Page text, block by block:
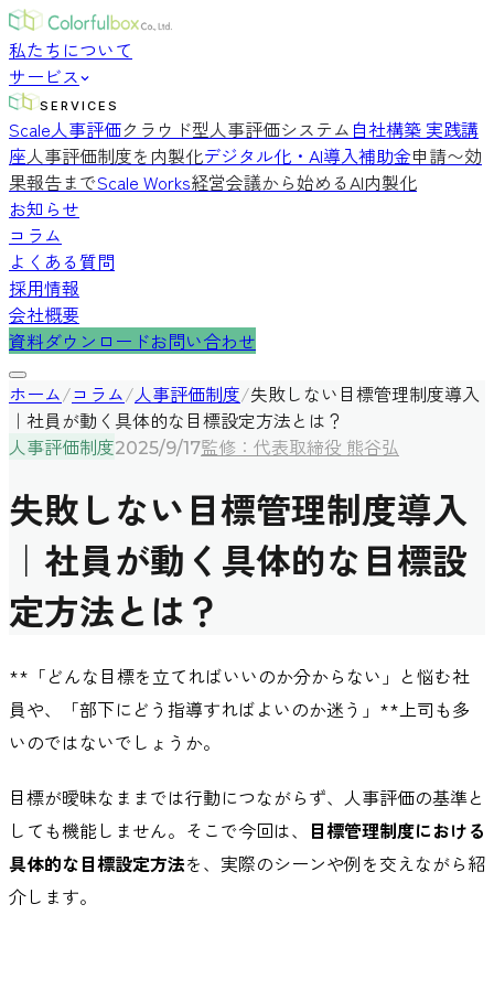
私たちについて
サービス
SERVICES
Scale人事評価クラウド型人事評価システム 自社構築 実践講
座人事評価制度を内製化デジタル化・AI導入補助金申請〜効
果報告までScale Works経営会議から始めるAI内製化
お知らせ
コラム
よくある質問
採用情報
会社概要
資料ダウンロードお問い合わせ
ホーム/コラム/人事評価制度/失敗しない目標管理制度導入
｜社員が動く具体的な目標設定方法とは？
人事評価制度2025/9/17監修：代表取締役 熊谷弘
失敗しない目標管理制度導入
｜社員が動く具体的な目標設
定方法とは？
**「どんな目標を立てればいいのか分からない」と悩む社
員や、「部下にどう指導すればよいのか迷う」**上司も多
いのではないでしょうか。
目標が曖昧なままでは行動につながらず、人事評価の基準と
しても機能しません。そこで今回は、 目標管理制度における
具体的な目標設定方法を、実際のシーンや例を交えながら紹
介します。